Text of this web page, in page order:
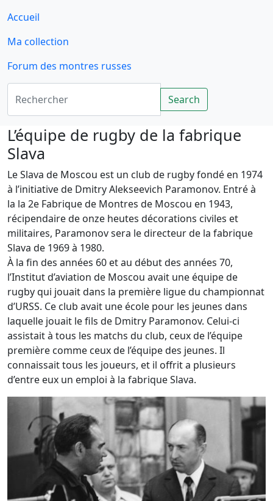
Accueil
Ma collection
Forum des montres russes
Rechercher
Search
L’équipe de rugby de la fabrique
Slava
Le Slava de Moscou est un club de rugby fondé en 1974
à l’initiative de Dmitry Alekseevich Paramonov. Entré à
la la 2e Fabrique de Montres de Moscou en 1943,
récipendaire de onze heutes décorations civiles et
militaires, Paramonov sera le directeur de la fabrique
Slava de 1969 à 1980.
À la fin des années 60 et au début des années 70,
l’Institut d’aviation de Moscou avait une équipe de
rugby qui jouait dans la première ligue du championnat
d’URSS. Ce club avait une école pour les jeunes dans
laquelle jouait le fils de Dmitry Paramonov. Celui-ci
assistait à tous les matchs du club, ceux de l’équipe
première comme ceux de l’équipe des jeunes. Il
connaissait tous les joueurs, et il offrit a plusieurs
d’entre eux un emploi à la fabrique Slava.